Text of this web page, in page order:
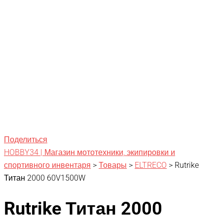
Поделиться
HOBBY34 | Магазин мототехники, экипировки и
спортивного инвентаря > Товары > ELTRECO > Rutrike
Титан 2000 60V1500W
Rutrike Титан 2000